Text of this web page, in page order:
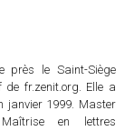
près le Saint-Siège
de fr.zenit.org. Elle a
janvier 1999. Master
en lettres